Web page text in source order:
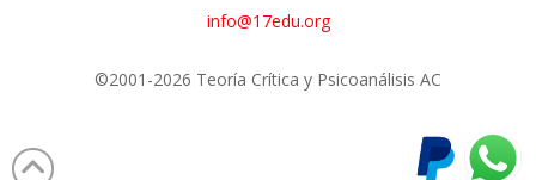
info@17edu.org
©2001-2026 Teoría Crítica y Psicoanálisis AC